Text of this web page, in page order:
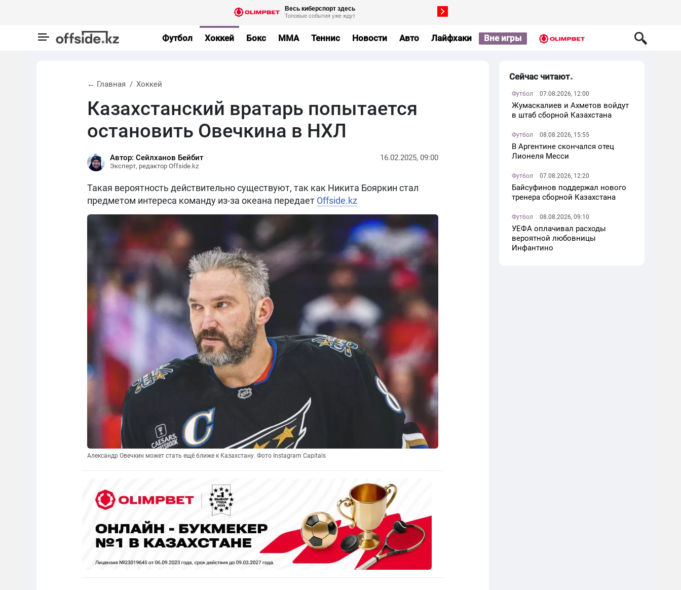
Футбол Хоккей Бокс MMA Теннис Новости Авто Лайфхаки Вне игры
← Главная Хоккей
Казахстанский вратарь попытается
остановить Овечкина в НХЛ
Автор: Сейлханов Бейбит
Эксперт, редактор Offside.kz
16.02.2025, 09:00
Такая вероятность действительно существуют, так как Никита Бояркин стал
предметом интереса команду из-за океана передает Offside.kz
Александр Овечкин может стать ещё ближе к Казахстану. Фото Instagram Capitals
Сейчас читают
Футбол 07.08.2026, 12:00
Жумаскалиев и Ахметов войдут
в штаб сборной Казахстана
Футбол 08.08.2026, 15:55
В Аргентине скончался отец
Лионеля Месси
Футбол 07.08.2026, 12:20
Байсуфинов поддержал нового
тренера сборной Казахстана
Футбол 08.08.2026, 09:10
УЕФА оплачивал расходы
вероятной любовницы
Инфантино